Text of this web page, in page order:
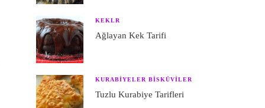
KEKLR
Ağlayan Kek Tarifi
KURABIYELER BISKÜVILER
Tuzlu Kurabiye Tarifleri